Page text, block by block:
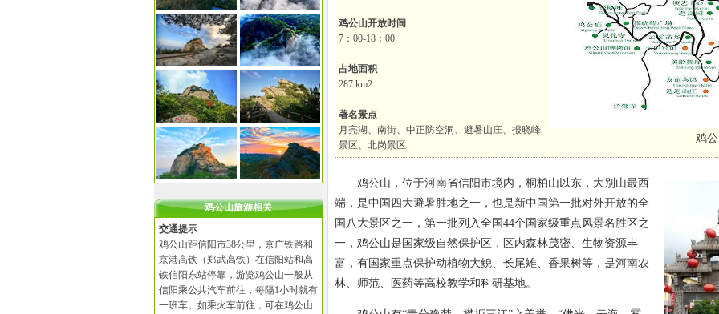
鸡公山旅游相关
交通提示
鸡公山距信阳市38公里，京广铁路和
京港高铁（郑武高铁）在信阳站和高
铁信阳东站停靠，游览鸡公山一般从
信阳乘公共汽车前往，每隔1小时就有
一班车。如乘火车前往，可在鸡公山
鸡公山开放时间
7：00-18：00
占地面积
287 km2
著名景点
月亮湖、南街、中正防空洞、避暑山庄、报晓峰
景区、北岗景区
鸡
鸡公山，位于河南省信阳市境内，桐柏山以东，大别山最西
端，是中国四大避暑胜地之一，也是新中国第一批对外开放的全
国八大景区之一，第一批列入全国44个国家级重点风景名胜区之
一，鸡公山是国家级自然保护区，区内森林茂密、生物资源丰
富，有国家重点保护动植物大鲵、长尾雉、香果树等，是河南农
林、师范、医药等高校教学和科研基地。